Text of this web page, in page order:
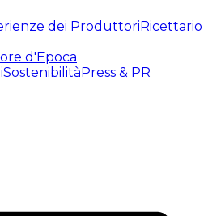
dei ProduttoriRicettario
d'Epoca
SostenibilitàPress & PR